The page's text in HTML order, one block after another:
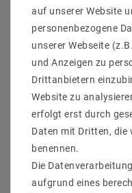
QUICKLINKS
Ihr Shop-Konto
auf unserer Website
personenbezogene
unserer Webseite
und Anzeigen zu
Drittanbietern
Website zu
erfolgt erst durch
Daten mit Dritten, die
benennen.
Die
aufgrund eines